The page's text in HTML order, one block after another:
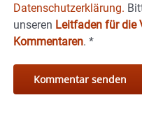
Datenschutzerklärung.
unseren Leitfaden für die
Kommentaren. *